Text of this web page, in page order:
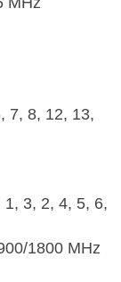
7, 8, 12, 13,
3, 2, 4, 5, 6,
1800 MHz